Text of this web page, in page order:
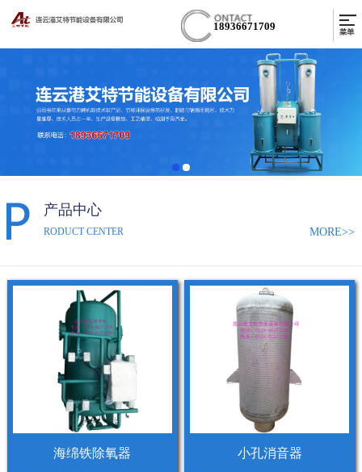
18936671709
产品中心
RODUCT CENTER MORE>>
海绵铁除氧器 小孔消音器